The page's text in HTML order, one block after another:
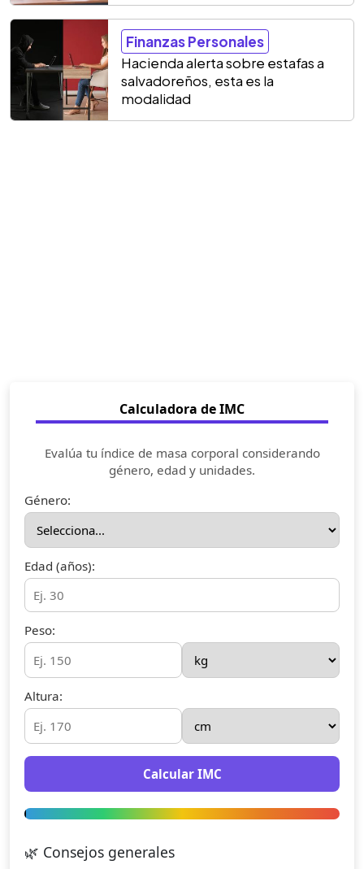
Finanzas Personales
Hacienda alerta sobre estafas a
salvadoreños, esta es la
modalidad
Calculadora de IMC
Evalúa tu índice de masa corporal considerando
género, edad y unidades.
Género:
Edad (años):
Peso:
Altura:
Calcular IMC
🌿 Consejos generales